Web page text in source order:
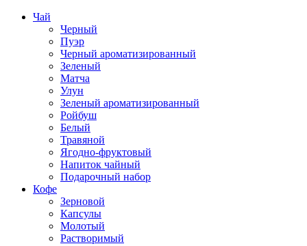
Чай
Черный
Пуэр
Черный ароматизированный
Зеленый
Матча
Улун
Зеленый ароматизированный
Ройбуш
Белый
Травяной
Ягодно-фруктовый
Напиток чайный
Подарочный набор
Кофе
Зерновой
Капсулы
Молотый
Растворимый